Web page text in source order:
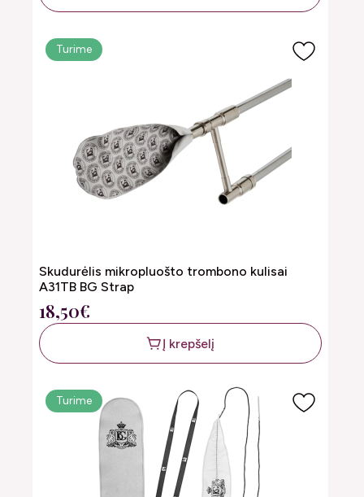
Turime
Skudurėlis mikropluošto trombono kulisai
A31TB BG Strap
18,50€
Į krepšelį
Turime